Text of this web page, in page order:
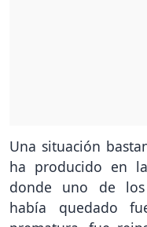
Una situación
ha producido en
donde uno de los
había quedado